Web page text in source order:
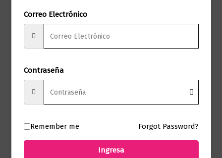
comprado este producto pueden hacer
Correo Electrónico
Contraseña
Remember me Forgot Password?
Ingresa